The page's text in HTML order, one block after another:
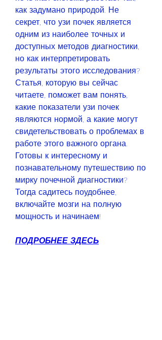
как задумано природой. Не
секрет, что узи почек является
одним из наиболее точных и
доступных методов диагностики,
но как интерпретировать
результаты этого исследования?
Статья, которую вы сейчас
читаете, поможет вам понять,
какие показатели узи почек
являются нормой, а какие могут
свидетельствовать о проблемах в
работе этого важного органа.
Готовы к интересному и
познавательному путешествию по
мирку почечной диагностики?
Тогда садитесь поудобнее,
включайте мозги на полную
мощность и начинаем!
ПОДРОБНЕЕ ЗДЕСЬ